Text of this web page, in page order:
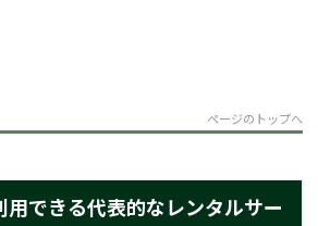
ページのトップへ
できる代表的なレンタルサー